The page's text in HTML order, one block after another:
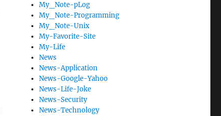
My_Note-pLog
My_Note-Programming
My_Note-Unix
My-Favorite-Site
My-Life
News
News-Application
News-Google-Yahoo
News-Life-Joke
News-Security
News-Technology